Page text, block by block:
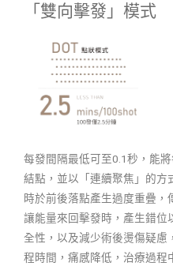
「雙向擊發」模式​
每發間隔最低可至0.1秒，能
結點，並以「連續聚焦」的方
時於前後落點產生過度重疊，
讓能量來回擊發時，產生錯位
全性，以及減少術後燙傷疑慮
程時間，痛感降低，治療過程